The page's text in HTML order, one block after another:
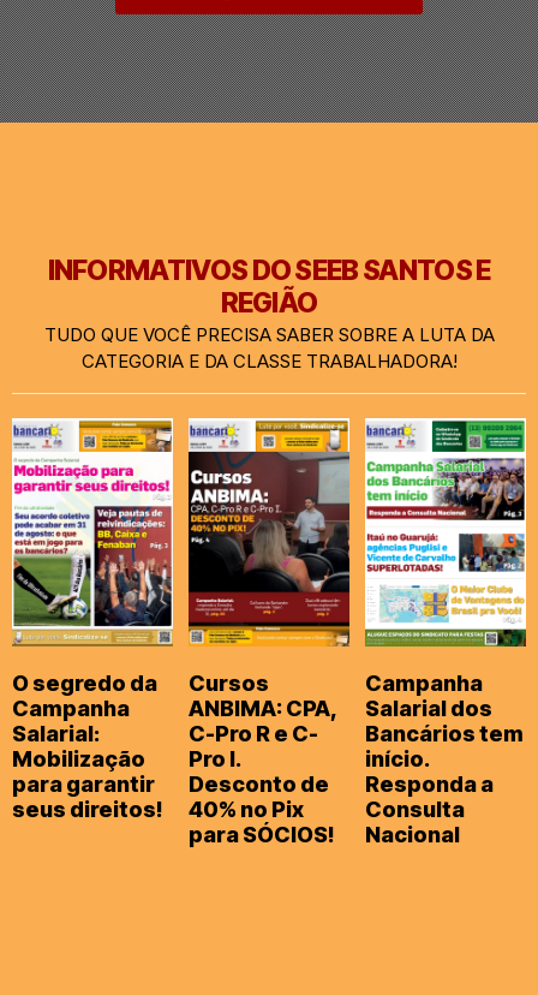
INFORMATIVOS DO SEEB SANTOS E
REGIÃO
TUDO QUE VOCÊ PRECISA SABER SOBRE A LUTA DA
CATEGORIA E DA CLASSE TRABALHADORA!
O segredo da
Campanha
Salarial:
Mobilização
para garantir
seus direitos!
Cursos
ANBIMA: CPA,
C-Pro R e C-
Pro I.
Desconto de
40% no Pix
para SÓCIOS!
Campanha
Salarial dos
Bancários tem
início.
Responda a
Consulta
Nacional